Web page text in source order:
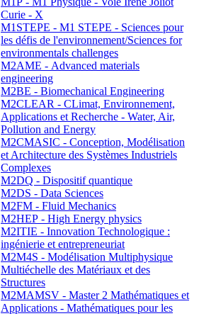
Curie - X
M1STEPE - M1 STEPE - Sciences pour
les défis de l'environnement/Sciences for
environmentals challenges
M2AME - Advanced materials
engineering
M2BE - Biomechanical Engineering
M2CLEAR - CLimat, Environnement,
Applications et Recherche - Water, Air,
Pollution and Energy
M2CMASIC - Conception, Modélisation
et Architecture des Systèmes Industriels
Complexes
M2DQ - Dispositif quantique
M2DS - Data Sciences
M2FM - Fluid Mechanics
M2HEP - High Energy physics
M2ITIE - Innovation Technologique :
ingénierie et entrepreneuriat
M2M4S - Modélisation Multiphysique
Multiéchelle des Matériaux et des
Structures
M2MAMSV - Master 2 Mathématiques et
Applications - Mathématiques pour les